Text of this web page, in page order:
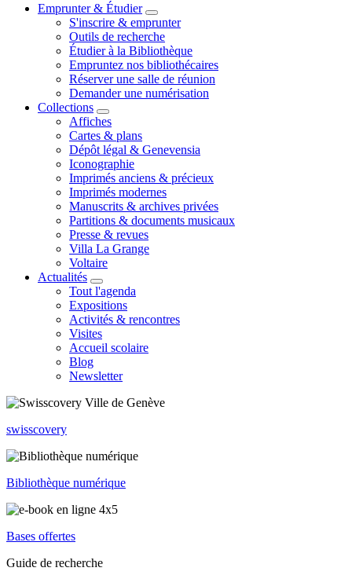
Emprunter & Étudier
S'inscrire & emprunter
Outils de recherche
Étudier à la Bibliothèque
Empruntez nos bibliothécaires
Réserver une salle de réunion
Demander une numérisation
Collections
Affiches
Cartes & plans
Dépôt légal & Genevensia
Iconographie
Imprimés anciens & précieux
Imprimés modernes
Manuscrits & archives privées
Partitions & documents musicaux
Presse & revues
Villa La Grange
Voltaire
Actualités
Tout l'agenda
Expositions
Activités & rencontres
Visites
Accueil scolaire
Blog
Newsletter
swisscovery
Bibliothèque numérique
Bases offertes
Guide de recherche